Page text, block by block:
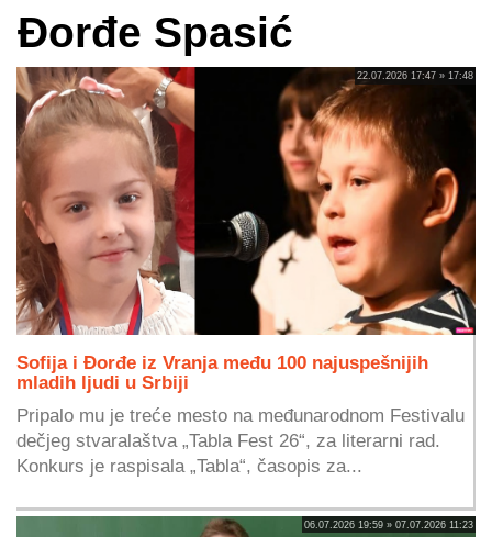
Đorđe Spasić
22.07.2026 17:47 » 17:48
Sofija i Đorđe iz Vranja među 100 najuspešnijih
mladih ljudi u Srbiji
Pripalo mu je treće mesto na međunarodnom Festivalu
dečjeg stvaralaštva „Tabla Fest 26“, za literarni rad.
Konkurs je raspisala „Tabla“, časopis za...
06.07.2026 19:59 » 07.07.2026 11:23